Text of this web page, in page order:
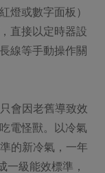
燈或數字面板）
直接以定時器設
線等手動操作關
會因老舊導致效
電怪獸。以冷氣
的新冷氣，一年
級能效標準，